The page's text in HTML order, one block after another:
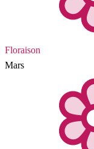
Floraison
Mars